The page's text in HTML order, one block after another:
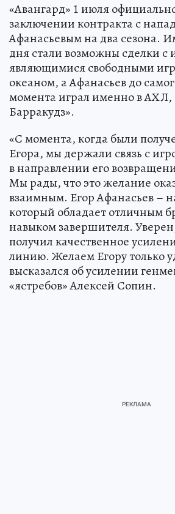
«Авангард» 1 июля
заключении контракта с
Афанасьевым на два сезона.
дня стали возможны сделки с
являющимися свободными
океаном, а Афанасьев до
момента играл именно в АХЛ,
Барракудз».
«С момента, когда были
Егора, мы держали связь с
в направлении его
Мы рады, что это желание
взаимным. Егор Афанасьев –
который обладает отличным
навыком завершителя.
получил качественное
линию. Желаем Егору только
высказался об усилении
«ястребов» Алексей Сопин.